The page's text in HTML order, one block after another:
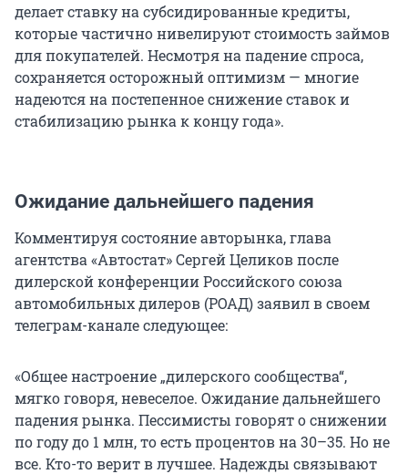
делает ставку на субсидированные кредиты,
которые частично нивелируют стоимость займов
для покупателей. Несмотря на падение спроса,
сохраняется осторожный оптимизм — многие
надеются на постепенное снижение ставок и
стабилизацию рынка к концу года».
Ожидание дальнейшего падения
Комментируя состояние авторынка, глава
агентства «Автостат» Сергей Целиков после
дилерской конференции Российского союза
автомобильных дилеров (РОАД) заявил в своем
телеграм-канале следующее:
«Общее настроение „дилерского сообщества“,
мягко говоря, невеселое. Ожидание дальнейшего
падения рынка. Пессимисты говорят о снижении
по году до 1 млн, то есть процентов на 30–35. Но не
все. Кто-то верит в лучшее. Надежды связывают